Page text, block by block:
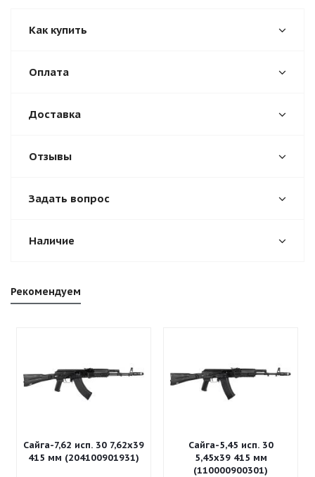
Как купить
Оплата
Доставка
Отзывы
Задать вопрос
Наличие
Рекомендуем
Сайга-7,62 исп. 30 7,62x39
415 мм (204100901931)
Сайга-5,45 исп. 30
5,45x39 415 мм
(110000900301)